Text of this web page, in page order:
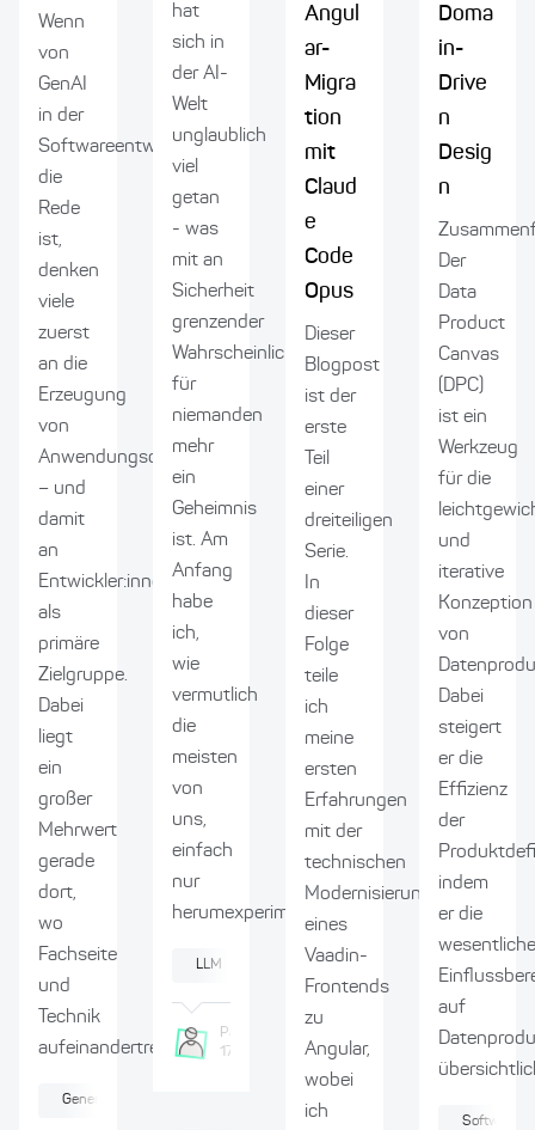
Wenn
von
GenAI
in der
Softwareentwicklung
die
Rede
ist,
denken
viele
zuerst
an die
Erzeugung
von
Anwendungscode
– und
damit
an
Entwickler:innen
als
primäre
Zielgruppe.
Dabei
liegt
ein
großer
Mehrwert
gerade
dort,
wo
Fachseite
und
Technik
aufeinandertreffen...
Generative KI Software-Modernisierung
hat
sich in
der AI-
Welt
unglaublich
viel
getan
- was
mit an
Sicherheit
grenzender
Wahrscheinlichkeit
für
niemanden
mehr
ein
Geheimnis
ist. Am
Anfang
habe
ich,
wie
vermutlich
die
meisten
von
uns,
einfach
nur
herumexperimentiert:...
LLM Künstliche Intelligenz Integration
Pasquale
17.2.2026
Angul
ar-
Migra
tion
mit
Claud
e
Code
Opus
Dieser
Blogpost
ist der
erste
Teil
einer
dreiteiligen
Serie.
In
dieser
Folge
teile
ich
meine
ersten
Erfahrungen
mit der
technischen
Modernisierung
eines
Vaadin-
Frontends
zu
Angular,
wobei
ich
Doma
in-
Drive
n
Desig
n
Der
Data
Product
Canvas
(DPC)
ist ein
Werkzeug
für die
und
iterative
Konzeption
von
Dabei
steigert
er die
Effizienz
der
indem
er die
auf